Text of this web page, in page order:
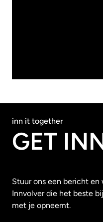
inn it together
GET
Stuur ons een bericht en
Innvolver die het beste
met je opneemt.